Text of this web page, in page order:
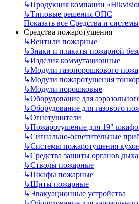
↳Продукция компании
↳Типовые решения ОПС
Показать все Средства и
Средства пожаротушения
↳Вентили пожарные
↳Знаки и плакаты пожарной
↳Изделия коммутационные
↳Модули газопорошкового
↳Модули пожаротушения
↳Модули порошковые
↳Оборудование для
↳Оборудование для газового
↳Огнетушители
↳Пожаротушение для 19"
↳Сигнально-осветительные
↳Системы пожаротушения
↳Средства защиты органов
↳Стволы пожарные
↳Шкафы пожарные
↳Щиты пожарные
↳Эвакуационные устройства